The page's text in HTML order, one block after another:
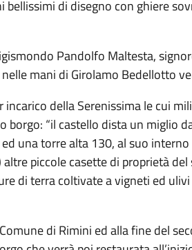
bellissimi di disegno con ghiere
Pandolfo Maltesta,
mani di Girolamo Bedellotto
della Serenissima le cui
“il castello dista un miglio
una torre alta 130, al suo
piccole casette di proprietà del
di terra coltivate a vigneti ed
di Rimini ed alla fine del